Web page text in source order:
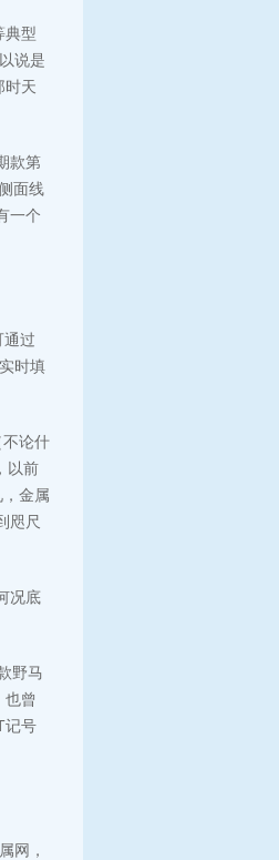
典型
说是
时天
款第
面线
一个
通过
时填
论什
以前
金属
咫尺
况底
野马
也曾
记号
网，